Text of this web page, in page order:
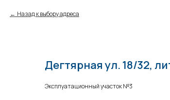
Назад к выбору адреса
Дегтярная ул. 18/32,
Эксплуатационный участок №3